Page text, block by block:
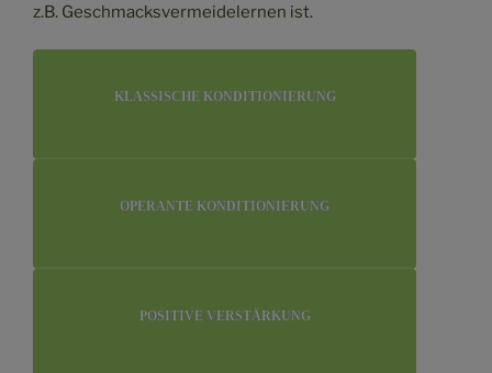
z.B. Geschmacksvermeidelernen ist.
KLASSISCHE KONDITIONIERUNG
OPERANTE KONDITIONIERUNG
POSITIVE VERSTÄRKUNG